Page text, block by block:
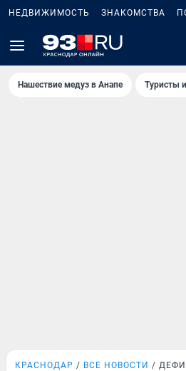
НЕДВИЖИМОСТЬ ЗНАКОМСТВА
Нашествие медуз в Анапе Туристы
КРАСНОДАР ВСЕ НОВОСТИ